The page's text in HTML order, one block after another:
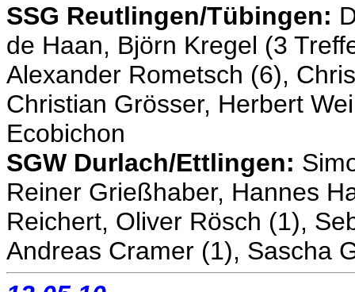
SSG Reutlingen/Tübingen:
de Haan, Björn Kregel (3
Alexander Rometsch (6),
Christian Grösser, Herbert
Ecobichon
SGW Durlach/Ettlingen:
Reiner Grießhaber, Hannes
Reichert, Oliver Rösch (1),
Andreas Cramer (1), Sascha